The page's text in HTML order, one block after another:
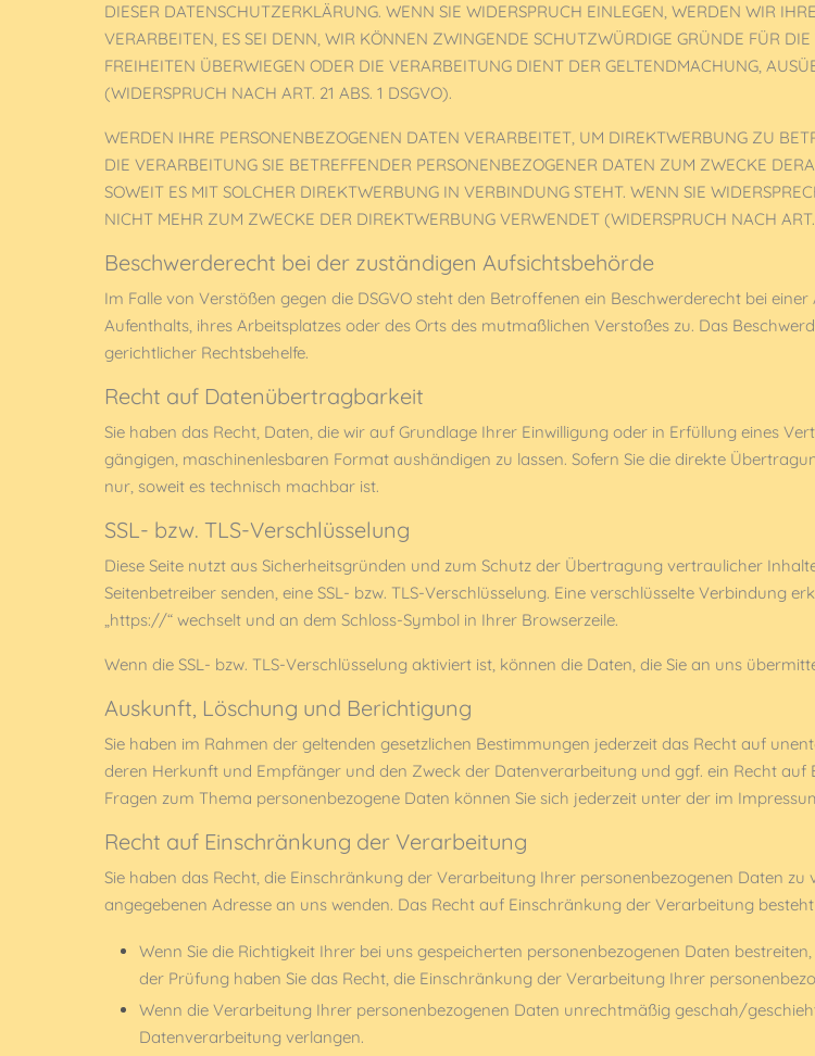
DIESER DATENSCHUTZERKLÄRUNG. WENN SIE WIDERSPRUCH EINLEGEN, WERDEN WIR
VERARBEITEN, ES SEI DENN, WIR KÖNNEN ZWINGENDE SCHUTZWÜRDIGE GRÜNDE FÜR
FREIHEITEN ÜBERWIEGEN ODER DIE VERARBEITUNG DIENT DER GELTENDMACHUNG,
(WIDERSPRUCH NACH ART. 21 ABS. 1 DSGVO).
WERDEN IHRE PERSONENBEZOGENEN DATEN VERARBEITET, UM DIREKTWERBUNG ZU
DIE VERARBEITUNG SIE BETREFFENDER PERSONENBEZOGENER DATEN ZUM ZWECKE
SOWEIT ES MIT SOLCHER DIREKTWERBUNG IN VERBINDUNG STEHT. WENN SIE
NICHT MEHR ZUM ZWECKE DER DIREKTWERBUNG VERWENDET (WIDERSPRUCH NACH
Beschwerde­recht bei der zuständigen Aufsichts­behörde
Im Falle von Verstößen gegen die DSGVO steht den Betroffenen ein Beschwerderecht bei
Aufenthalts, ihres Arbeitsplatzes oder des Orts des mutmaßlichen Verstoßes zu. Das
gerichtlicher Rechtsbehelfe.
Recht auf Daten­übertrag­barkeit
Sie haben das Recht, Daten, die wir auf Grundlage Ihrer Einwilligung oder in Erfüllung eines
gängigen, maschinenlesbaren Format aushändigen zu lassen. Sofern Sie die direkte
nur, soweit es technisch machbar ist.
SSL- bzw. TLS-Verschlüsselung
Diese Seite nutzt aus Sicherheitsgründen und zum Schutz der Übertragung vertraulicher
Seitenbetreiber senden, eine SSL- bzw. TLS-Verschlüsselung. Eine verschlüsselte Verbindung
„https://“ wechselt und an dem Schloss-Symbol in Ihrer Browserzeile.
Wenn die SSL- bzw. TLS-Verschlüsselung aktiviert ist, können die Daten, die Sie an uns
Auskunft, Löschung und Berichtigung
Sie haben im Rahmen der geltenden gesetzlichen Bestimmungen jederzeit das Recht auf
deren Herkunft und Empfänger und den Zweck der Datenverarbeitung und ggf. ein Recht auf
Fragen zum Thema personenbezogene Daten können Sie sich jederzeit unter der im
Recht auf Einschränkung der Verarbeitung
Sie haben das Recht, die Einschränkung der Verarbeitung Ihrer personenbezogenen Daten
angegebenen Adresse an uns wenden. Das Recht auf Einschränkung der Verarbeitung
Wenn Sie die Richtigkeit Ihrer bei uns gespeicherten personenbezogenen Daten
der Prüfung haben Sie das Recht, die Einschränkung der Verarbeitung Ihrer
Wenn die Verarbeitung Ihrer personenbezogenen Daten unrechtmäßig geschah/
Datenverarbeitung verlangen.